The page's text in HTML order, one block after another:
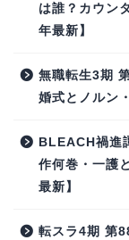
は誰？カウン
年最新】
無職転生3期
婚式とノルン
BLEACH禍進
作何巻・一護
最新】
転スラ4期 第